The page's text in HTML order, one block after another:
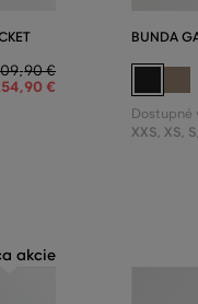
,90 €
,90 €
BUNDA
Dostupné
XXS, XS, S
akcie